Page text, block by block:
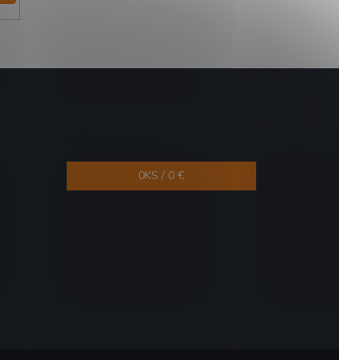
0KS / 0 €